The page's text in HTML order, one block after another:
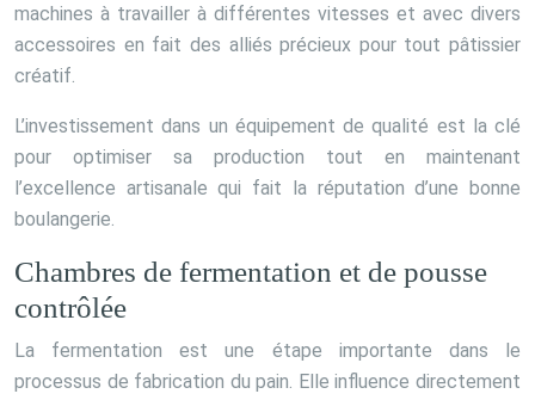
machines à travailler à différentes vitesses et avec divers
accessoires en fait des alliés précieux pour tout pâtissier
créatif.
L’investissement dans un équipement de qualité est la clé
pour optimiser sa production tout en maintenant
l’excellence artisanale qui fait la réputation d’une bonne
boulangerie.
Chambres de fermentation et de pousse
contrôlée
La fermentation est une étape importante dans le
processus de fabrication du pain. Elle influence directement